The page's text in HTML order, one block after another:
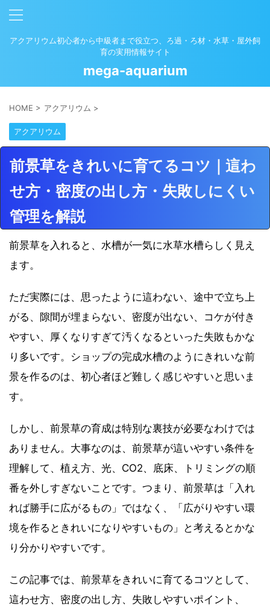
アクアリウム初心者から中級者まで役立つ、ろ過・ろ材・水草・屋外飼
育の実用情報サイト
mega-aquarium
HOME > アクアリウム >
アクアリウム
前景草をきれいに育てるコツ｜這わ
せ方・密度の出し方・失敗しにくい
管理を解説
前景草を入れると、水槽が一気に水草水槽らしく見え
ます。
ただ実際には、思ったように這わない、途中で立ち上
がる、隙間が埋まらない、密度が出ない、コケが付き
やすい、厚くなりすぎて汚くなるといった失敗もかな
り多いです。ショップの完成水槽のようにきれいな前
景を作るのは、初心者ほど難しく感じやすいと思いま
す。
しかし、前景草の育成は特別な裏技が必要なわけでは
ありません。大事なのは、前景草が這いやすい条件を
理解して、植え方、光、CO2、底床、トリミングの順
番を外しすぎないことです。つまり、前景草は「入れ
れば勝手に広がるもの」ではなく、「広がりやすい環
境を作るときれいになりやすいもの」と考えるとかな
り分かりやすいです。
この記事では、前景草をきれいに育てるコツとして、
這わせ方、密度の出し方、失敗しやすいポイント、